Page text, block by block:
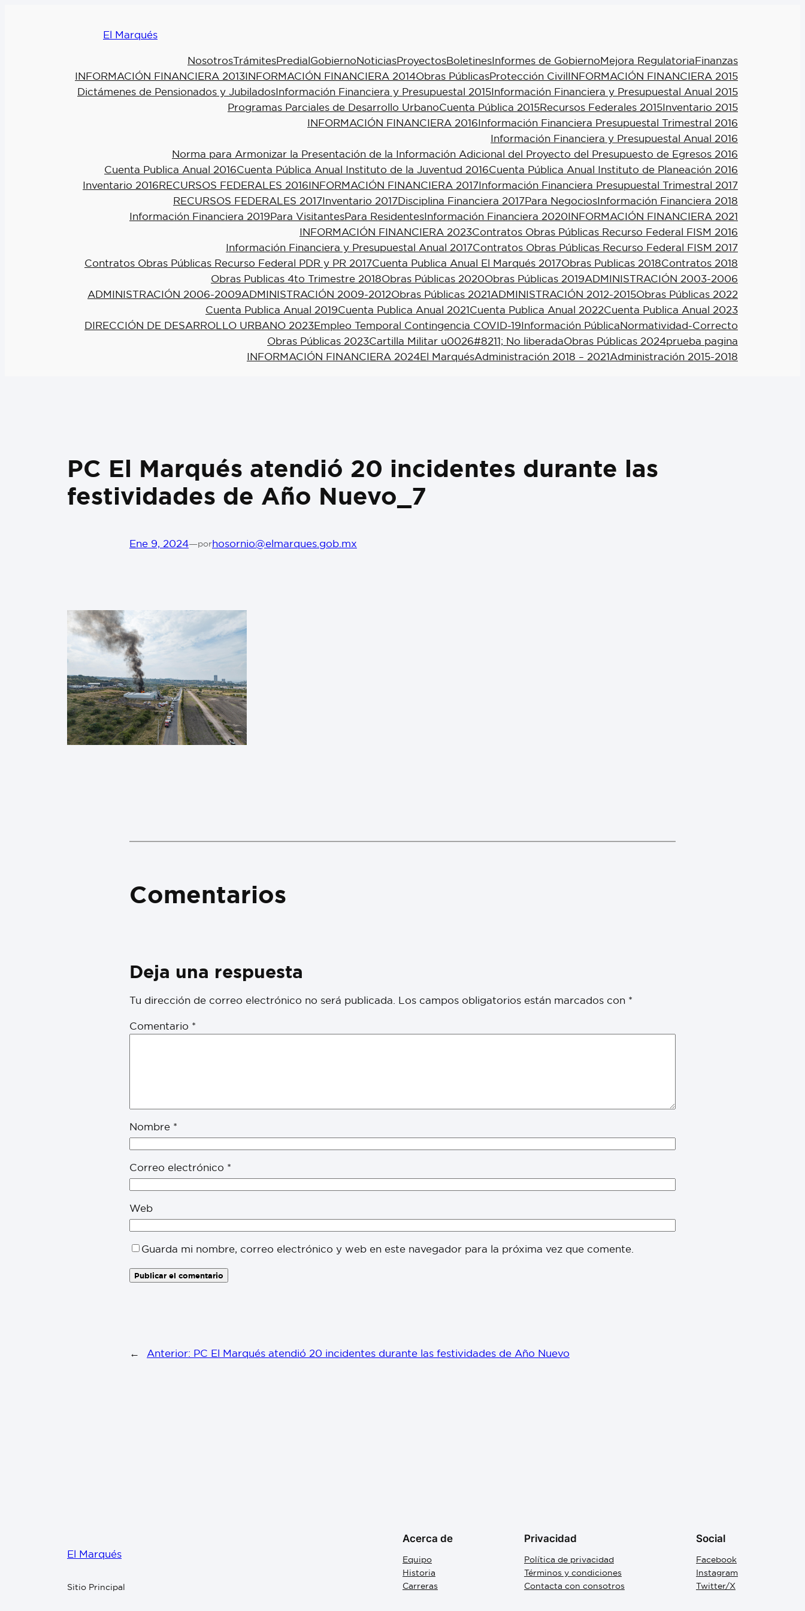
El Marqués
NosotrosTrámitesPredialGobiernoNoticiasProyectosBoletinesInformes de GobiernoMejora RegulatoriaFinanzas
INFORMACIÓN FINANCIERA 2013INFORMACIÓN FINANCIERA 2014Obras PúblicasProtección CivilINFORMACIÓN FINANCIERA 2015
Dictámenes de Pensionados y JubiladosInformación Financiera y Presupuestal 2015Información Financiera y Presupuestal Anual 2015
Programas Parciales de Desarrollo UrbanoCuenta Pública 2015Recursos Federales 2015Inventario 2015
INFORMACIÓN FINANCIERA 2016Información Financiera Presupuestal Trimestral 2016
Información Financiera y Presupuestal Anual 2016
Norma para Armonizar la Presentación de la Información Adicional del Proyecto del Presupuesto de Egresos 2016
Cuenta Publica Anual 2016Cuenta Pública Anual Instituto de la Juventud 2016Cuenta Pública Anual Instituto de Planeación 2016
Inventario 2016RECURSOS FEDERALES 2016INFORMACIÓN FINANCIERA 2017Información Financiera Presupuestal Trimestral 2017
RECURSOS FEDERALES 2017Inventario 2017Disciplina Financiera 2017Para NegociosInformación Financiera 2018
Información Financiera 2019Para VisitantesPara ResidentesInformación Financiera 2020INFORMACIÓN FINANCIERA 2021
INFORMACIÓN FINANCIERA 2023Contratos Obras Públicas Recurso Federal FISM 2016
Información Financiera y Presupuestal Anual 2017Contratos Obras Públicas Recurso Federal FISM 2017
Contratos Obras Públicas Recurso Federal PDR y PR 2017Cuenta Publica Anual El Marqués 2017Obras Publicas 2018Contratos 2018
Obras Publicas 4to Trimestre 2018Obras Públicas 2020Obras Públicas 2019ADMINISTRACIÓN 2003-2006
ADMINISTRACIÓN 2006-2009ADMINISTRACIÓN 2009-2012Obras Públicas 2021ADMINISTRACIÓN 2012-2015Obras Públicas 2022
Cuenta Publica Anual 2019Cuenta Publica Anual 2021Cuenta Publica Anual 2022Cuenta Publica Anual 2023
DIRECCIÓN DE DESARROLLO URBANO 2023Empleo Temporal Contingencia COVID-19Información PúblicaNormatividad-Correcto
Obras Públicas 2023Cartilla Militar u0026#8211; No liberadaObras Públicas 2024prueba pagina
INFORMACIÓN FINANCIERA 2024El MarquésAdministración 2018 – 2021Administración 2015-2018
PC El Marqués atendió 20 incidentes durante las
festividades de Año Nuevo_7
Ene 9, 2024—porhosornio@elmarques.gob.mx
Comentarios
Deja una respuesta
Tu dirección de correo electrónico no será publicada. Los campos obligatorios están marcados con *
Comentario *
Nombre *
Correo electrónico *
Web
Guarda mi nombre, correo electrónico y web en este navegador para la próxima vez que comente.
← Anterior: PC El Marqués atendió 20 incidentes durante las festividades de Año Nuevo
El Marqués
Sitio Principal
Acerca de
Equipo
Historia
Carreras
Privacidad
Política de privacidad
Términos y condiciones
Contacta con consotros
Social
Facebook
Instagram
Twitter/X